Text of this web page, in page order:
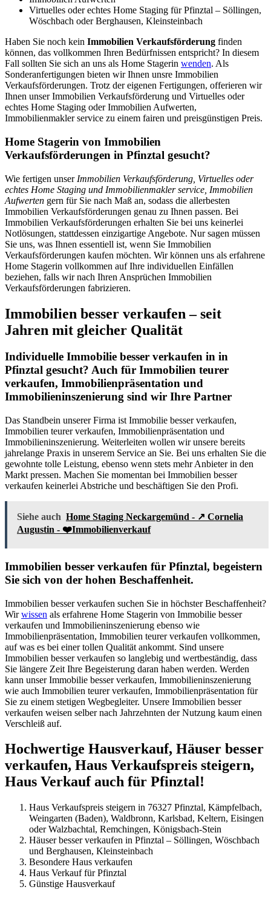
Virtuelles oder echtes Home Staging für Pfinztal – Söllingen,
Wöschbach oder Berghausen, Kleinsteinbach
Haben Sie noch kein Immobilien Verkaufsförderung finden
können, das vollkommen Ihren Bedürfnissen entspricht? In diesem
Fall sollten Sie sich an uns als Home Stagerin wenden. Als
Sonderanfertigungen bieten wir Ihnen unsre Immobilien
Verkaufsförderungen. Trotz der eigenen Fertigungen, offerieren wir
Ihnen unser Immobilien Verkaufsförderung und Virtuelles oder
echtes Home Staging oder Immobilien Aufwerten,
Immobilienmakler service zu einem fairen und preisgünstigen Preis.
Home Stagerin von Immobilien
Verkaufsförderungen in Pfinztal gesucht?
Wie fertigen unser Immobilien Verkaufsförderung, Virtuelles oder
echtes Home Staging und Immobilienmakler service, Immobilien
Aufwerten gern für Sie nach Maß an, sodass die allerbesten
Immobilien Verkaufsförderungen genau zu Ihnen passen. Bei
Immobilien Verkaufsförderungen erhalten Sie bei uns keinerlei
Notlösungen, stattdessen einzigartige Angebote. Nur sagen müssen
Sie uns, was Ihnen essentiell ist, wenn Sie Immobilien
Verkaufsförderungen kaufen möchten. Wir können uns als erfahrene
Home Stagerin vollkommen auf Ihre individuellen Einfällen
beziehen, falls wir nach Ihren Ansprüchen Immobilien
Verkaufsförderungen fabrizieren.
Immobilien besser verkaufen – seit
Jahren mit gleicher Qualität
Individuelle Immobilie besser verkaufen in in
Pfinztal gesucht? Auch für Immobilien teurer
verkaufen, Immobilienpräsentation und
Immobilieninszenierung sind wir Ihre Partner
Das Standbein unserer Firma ist Immobilie besser verkaufen,
Immobilien teurer verkaufen, Immobilienpräsentation und
Immobilieninszenierung. Weiterleiten wollen wir unsere bereits
jahrelange Praxis in unserem Service an Sie. Bei uns erhalten Sie die
gewohnte tolle Leistung, ebenso wenn stets mehr Anbieter in den
Markt pressen. Machen Sie momentan bei Immobilien besser
verkaufen keinerlei Abstriche und beschäftigen Sie den Profi.
Siehe auch Home Staging Neckargemünd - ↗️ Cornelia
Augustin - ❤️Immobilienverkauf
Immobilien besser verkaufen für Pfinztal, begeistern
Sie sich von der hohen Beschaffenheit.
Immobilien besser verkaufen suchen Sie in höchster Beschaffenheit?
Wirwissen als erfahrene Home Stagerin von Immobilie besser
verkaufen und Immobilieninszenierung ebenso wie
Immobilienpräsentation, Immobilien teurer verkaufen vollkommen,
auf was es bei einer tollen Qualität ankommt. Sind unsere
Immobilien besser verkaufen so langlebig und wertbeständig, dass
Sie längere Zeit Ihre Begeisterung daran haben werden. Werden
kann unser Immobilie besser verkaufen, Immobilieninszenierung
wie auch Immobilien teurer verkaufen, Immobilienpräsentation für
Sie zu einem stetigen Wegbegleiter. Unsere Immobilien besser
verkaufen weisen selber nach Jahrzehnten der Nutzung kaum einen
Verschleiß auf.
Hochwertige Hausverkauf, Häuser besser
verkaufen, Haus Verkaufspreis steigern,
Haus Verkauf auch für Pfinztal!
Haus Verkaufspreis steigern in 76327 Pfinztal, Kämpfelbach,
Weingarten (Baden), Waldbronn, Karlsbad, Keltern, Eisingen
oder Walzbachtal, Remchingen, Königsbach-Stein
Häuser besser verkaufen in Pfinztal – Söllingen, Wöschbach
und Berghausen, Kleinsteinbach
Besondere Haus verkaufen
Haus Verkauf für Pfinztal
Günstige Hausverkauf